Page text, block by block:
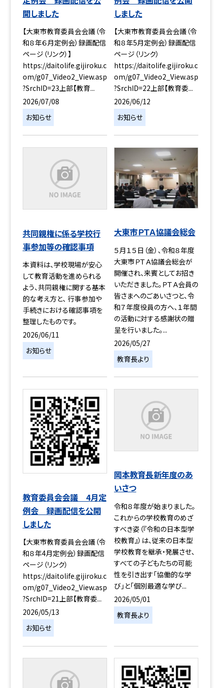
開しました
【大東市教育委員会会議（令
和８年６月定例会）録画配信
ページ（リンク）】
https://daitolife.gijiroku.c
om/g07_Video2_View.asp
?SrchID=23上部【教育...
2026/07/08
お知らせ
しました
【大東市教育委員会会議（令
和８年5月定例会）録画配信
ページ（リンク）
https://daitolife.gijiroku.c
om/g07_Video2_View.asp
?SrchID=22上部【教育委...
2026/06/12
お知らせ
共同親権に係る学校行
事参加等の確認事項
本資料は、学校現場が安心
して教育活動を進められる
よう、共同親権に関する基本
的な考え方と、 行事参加や
手続きにおける確認事項を
整理したものです。
2026/06/11
お知らせ
大東市ＰＴＡ協議会総会
５月１５日（金）、令和８年度
大東市ＰＴＡ協議会総会が
開催され、来賓としてお招き
いただきました。ＰＴＡ会員の
皆さまへのごあいさつと、令
和７年度役員の方へ、１年間
の活動に対する感謝状の贈
呈を行いました。...
2026/05/27
教育長より
教育委員会会議 4月定
例会 録画配信を公開
しました
【大東市教育委員会会議（令
和８年4月定例会）録画配信
ページ（リンク）
https://daitolife.gijiroku.c
om/g07_Video2_View.asp
?SrchID=21上部【教育委...
2026/05/13
お知らせ
岡本教育長新年度のあ
いさつ
令和８年度が始まりました。
これからの学校教育のめざ
すべき姿（『令和の日本型学
校教育』）は、従来の日本型
学校教育を継承・発展させ、
すべての子どもたちの可能
性を引き出す「協働的な学
び」と「個別最適な学び...
2026/05/01
教育長より